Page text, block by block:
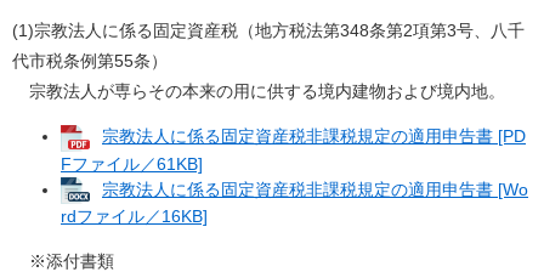
(1)宗教法人に係る固定資産税（地方税法第348条第2項第3号、八千
代市税条例第55条）
宗教法人が専らその本来の用に供する境内建物および境内地。
宗教法人に係る固定資産税非課税規定の適用申告書 [PD
Fファイル／61KB]
宗教法人に係る固定資産税非課税規定の適用申告書 [Wo
rdファイル／16KB]
※添付書類